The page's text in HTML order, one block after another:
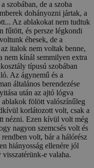
szobában, de a szoba
dohányozni jártak, a
Az ablakokat nem tudtuk
fűtött, és persze légkondi
éhesek, de a
italok nem voltak benne,
nem kínál semmilyen extra
típusú szobában
Az ágynemű és a
általános berendezése
után az ajtó lógva
fölött valószínűleg
korlátozott volt, csak a
nézni. Ezen kívül volt még
nagyon szemcsés volt és
volt, bár a hálórész
hiányosság ellenére jól
e valaha.